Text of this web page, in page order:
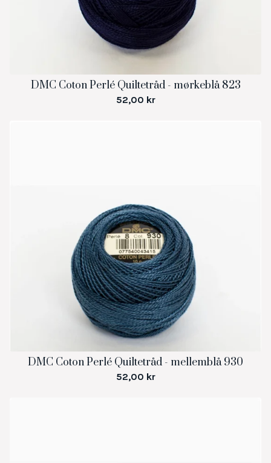
DMC Coton Perlé Quiltetråd - mørkeblå 823
52,00 kr
DMC Coton Perlé Quiltetråd - mellemblå 930
52,00 kr